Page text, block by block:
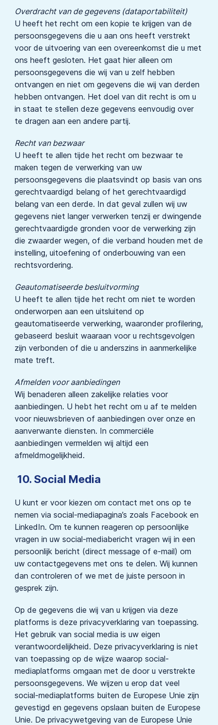
Overdracht van de gegevens (dataportabiliteit)
U heeft het recht om een kopie te krijgen van de
persoonsgegevens die u aan ons heeft verstrekt
voor de uitvoering van een overeenkomst die u met
ons heeft gesloten. Het gaat hier alleen om
persoonsgegevens die wij van u zelf hebben
ontvangen en niet om gegevens die wij van derden
hebben ontvangen. Het doel van dit recht is om u
in staat te stellen deze gegevens eenvoudig over
te dragen aan een andere partij.
Recht van bezwaar
U heeft te allen tijde het recht om bezwaar te
maken tegen de verwerking van uw
persoonsgegevens die plaatsvindt op basis van ons
gerechtvaardigd belang of het gerechtvaardigd
belang van een derde. In dat geval zullen wij uw
gegevens niet langer verwerken tenzij er dwingende
gerechtvaardigde gronden voor de verwerking zijn
die zwaarder wegen, of die verband houden met de
instelling, uitoefening of onderbouwing van een
rechtsvordering.
Geautomatiseerde besluitvorming
U heeft te allen tijde het recht om niet te worden
onderworpen aan een uitsluitend op
geautomatiseerde verwerking, waaronder profilering,
gebaseerd besluit waaraan voor u rechtsgevolgen
zijn verbonden of die u anderszins in aanmerkelijke
mate treft.
Afmelden voor aanbiedingen
Wij benaderen alleen zakelijke relaties voor
aanbiedingen. U hebt het recht om u af te melden
voor nieuwsbrieven of aanbiedingen over onze en
aanverwante diensten. In commerciële
aanbiedingen vermelden wij altijd een
afmeldmogelijkheid.
10. Social Media
U kunt er voor kiezen om contact met ons op te
nemen via social-mediapagina’s zoals Facebook en
LinkedIn. Om te kunnen reageren op persoonlijke
vragen in uw social-mediabericht vragen wij in een
persoonlijk bericht (direct message of e-mail) om
uw contactgegevens met ons te delen. Wij kunnen
dan controleren of we met de juiste persoon in
gesprek zijn.
Op de gegevens die wij van u krijgen via deze
platforms is deze privacyverklaring van toepassing.
Het gebruik van social media is uw eigen
verantwoordelijkheid. Deze privacyverklaring is niet
van toepassing op de wijze waarop social-
mediaplatforms omgaan met de door u verstrekte
persoonsgegevens. We wijzen u erop dat veel
social-mediaplatforms buiten de Europese Unie zijn
gevestigd en gegevens opslaan buiten de Europese
Unie. De privacywetgeving van de Europese Unie